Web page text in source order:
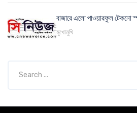
বাজারে এলো পাওয়ারফুল টেকনো
মুখোমুখি